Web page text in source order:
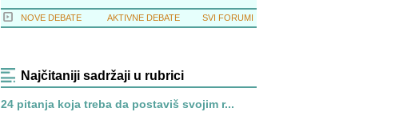
NOVE DEBATE AKTIVNE DEBATE SVI FORUMI
Najčitaniji sadržaji u rubrici
24 pitanja koja treba da postaviš svojim r...